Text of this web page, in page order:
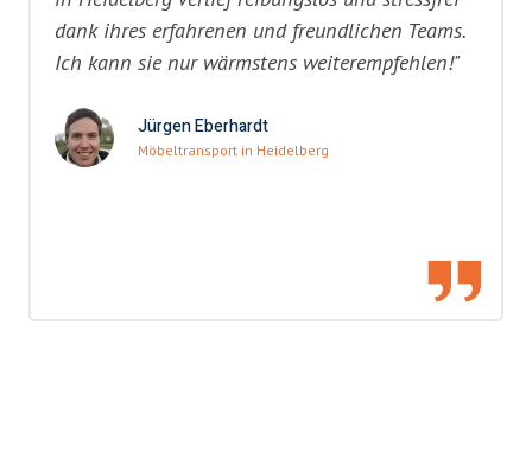
dank ihres erfahrenen und freundlichen Teams.
Ich kann sie nur wärmstens weiterempfehlen!"
Jürgen Eberhardt
Möbeltransport in Heidelberg